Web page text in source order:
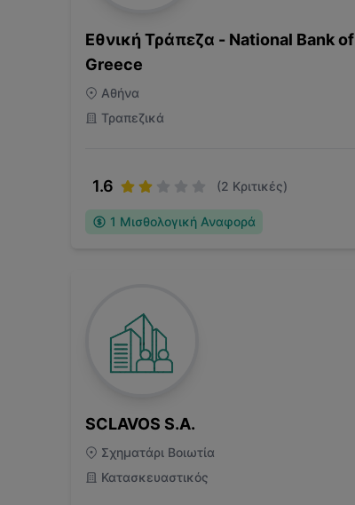
Εθνική Τράπεζα - National Bank of
Greece
Αθήνα
Τραπεζικά
1.6 (2 Κριτικές)
1 Μισθολογική Αναφορά
SCLAVOS S.A.
Σχηματάρι Βοιωτία
Κατασκευαστικός